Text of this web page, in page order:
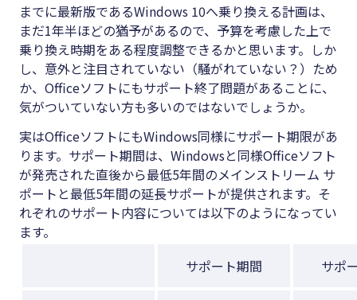
までに最新版であるWindows 10へ乗り換える計画は、
まだ1年半ほどの猶予があるので、予算を考慮した上で
乗り換え時期をある程度調整できるかと思います。しか
し、意外と注目されていない（騒がれていない？）ため
か、Officeソフトにもサポート終了問題があることに、
気がついていない方も多いのではないでしょうか。
実はOfficeソフトにもWindows同様にサポート期限があ
ります。サポート期間は、Windowsと同様Officeソフト
が発売された直後から最低5年間のメインストリーム サ
ポートと最低5年間の延長サポートが提供されます。そ
れぞれのサポート内容については以下のようになってい
ます。
サポート期間
サポ